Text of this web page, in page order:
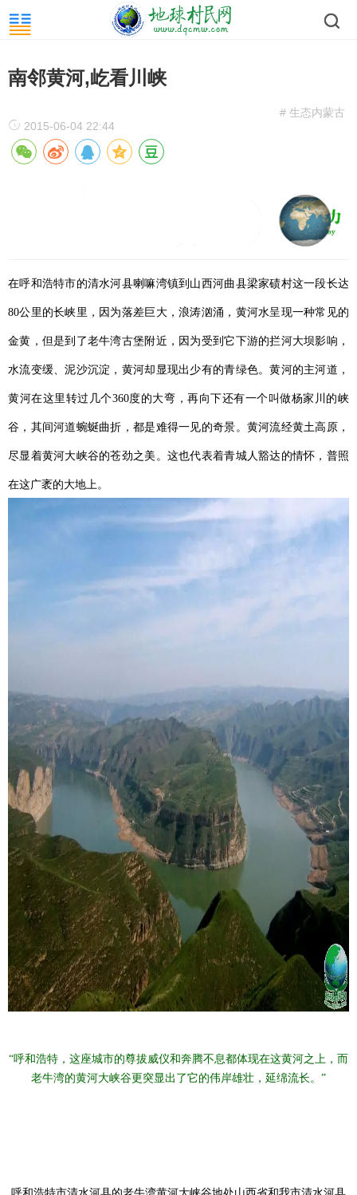
南邻黄河,屹看川峡
# 生态内蒙古
2015-06-04 22:44
在呼和浩特市的清水河县喇嘛湾镇到山西河曲县梁家碛村这一段长达
80公里的长峡里，因为落差巨大，浪涛汹涌，黄河水呈现一种常见的
金黄，但是到了老牛湾古堡附近，因为受到它下游的拦河大坝影响，
水流变缓、泥沙沉淀，黄河却显现出少有的青绿色。黄河的主河道，
黄河在这里转过几个360度的大弯，再向下还有一个叫做杨家川的峡
谷，其间河道蜿蜒曲折，都是难得一见的奇景。黄河流经黄土高原，
尽显着黄河大峡谷的苍劲之美。这也代表着青城人豁达的情怀，普照
在这广袤的大地上。
“呼和浩特，这座城市的尊拔威仪和奔腾不息都体现在这黄河之上，而
老牛湾的黄河大峡谷更突显出了它的伟岸雄壮，延绵流长。”